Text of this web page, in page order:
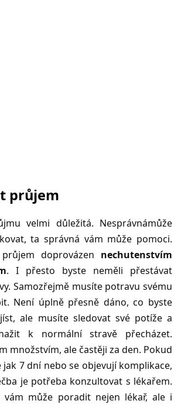
průjem
velmi důležitá. Nesprávnámůže
ta správná vám může pomoci.
doprovázen nechutenstvím
. I přesto byste neměli přestávat
Samozřejmě musíte potravu svému
Není úplně přesně dáno, co byste
ale musíte sledovat své potíže a
k normální stravě přecházet.
množstvím, ale častěji za den. Pokud
7 dní nebo se objevují komplikace,
je potřeba konzultovat s lékařem.
vám může poradit nejen lékař, ale i